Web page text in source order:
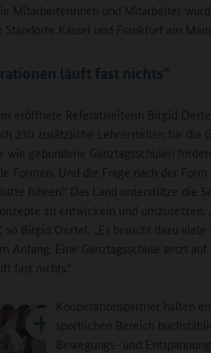
Mitarbeiterinnen und Mitarbeiter
Standorte Kassel und Frankfurt am
läuft fast nichts“
eröffnete Referatsleiterin Birgid
230 zusätzliche Lehrerstellen für die
wie gebundene Ganztagsschulen
Formen. Und die Frage nach der Form
führen.“ Das Land unterstütze die
zu entwickeln und
so Birgid Oertel. „Es braucht dazu
Anfang. Eine Ganztagsschule setzt
fast nichts.“
Kooperationspartner halten
sportlichen Bereich
Bewegungs- und